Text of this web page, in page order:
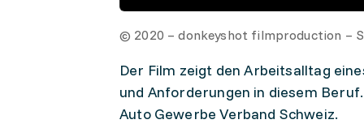
© 2020 – donkeyshot filmproduction –
Der Film zeigt den Arbeitsalltag
und Anforderungen in diesem
Auto Gewerbe Verband Schweiz.